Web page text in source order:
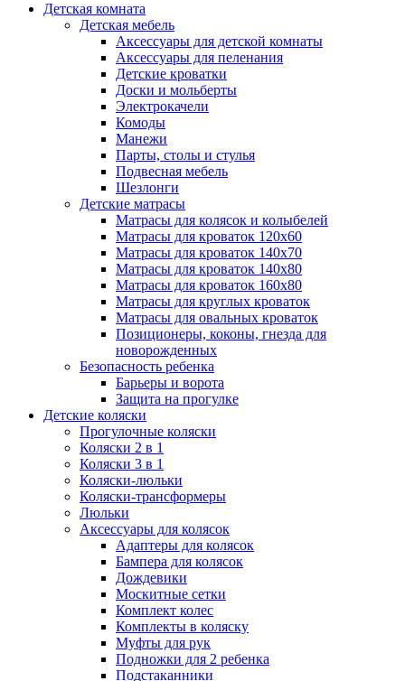
Детская комната
Детская мебель
Аксессуары для детской комнаты
Аксессуары для пеленания
Детские кроватки
Доски и мольберты
Электрокачели
Комоды
Манежи
Парты, столы и стулья
Подвесная мебель
Шезлонги
Детские матрасы
Матрасы для колясок и колыбелей
Матрасы для кроваток 120х60
Матрасы для кроваток 140х70
Матрасы для кроваток 140х80
Матрасы для кроваток 160х80
Матрасы для круглых кроваток
Матрасы для овальных кроваток
Позиционеры, коконы, гнезда для
новорожденных
Безопасность ребенка
Барьеры и ворота
Защита на прогулке
Детские коляски
Прогулочные коляски
Коляски 2 в 1
Коляски 3 в 1
Коляски-люльки
Коляски-трансформеры
Люльки
Аксессуары для колясок
Адаптеры для колясок
Бампера для колясок
Дождевики
Москитные сетки
Комплект колес
Комплекты в коляску
Муфты для рук
Подножки для 2 ребенка
Подстаканники